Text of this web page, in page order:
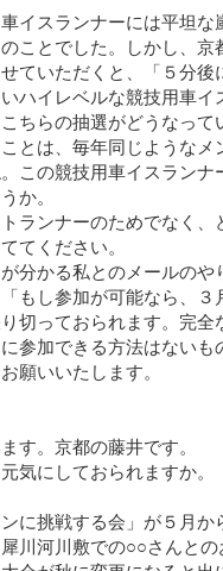
イスランナーには平坦な
ことでした。しかし、
ていただくと、「５分
ハイレベルな競技用車
ちらの抽選がどうなって
とは、毎年同じようなメ
この競技用車イスラン
か。
ランナーのためでなく、
てください。
分かる私とのメールのや
もし参加が可能なら、３
切っておられます。完全
参加できる方法はないも
願いいたします。
す。京都の藤井です。
気にしておられますか。
に挑戦する会」が５月か
川河川敷での○○さんと